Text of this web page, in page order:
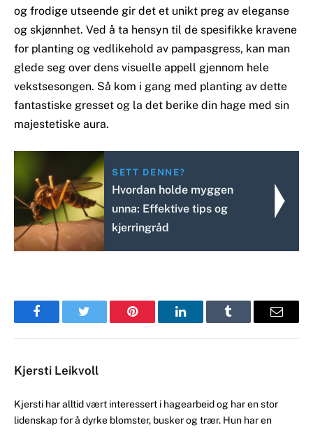
og frodige utseende gir det et unikt preg av eleganse
og skjønnhet. Ved å ta hensyn til de spesifikke kravene
for planting og vedlikehold av pampasgress, kan man
glede seg over dens visuelle appell gjennom hele
vekstsesongen. Så kom i gang med planting av dette
fantastiske gresset og la det berike din hage med sin
majestetiske aura.
SETT DENNE?
Hvordan holde myggen
unna: Effektive tips og
kjerringråd
FacebookTwitter Pinterest LinkedInTumblr Email
Kjersti Leikvoll
Kjersti har alltid vært interessert i hagearbeid og har en stor
lidenskap for å dyrke blomster, busker og trær. Hun har en